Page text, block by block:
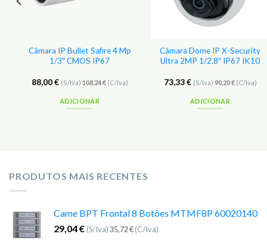
Câmara IP Bullet Safire 4 Mp
1/3″ CMOS IP67
88,00€ (S/Iva) 108,24€(C/Iva)
ADICIONAR
Câmara Dome IP X-Security
Ultra 2MP 1/2.8″ IP67 IK10
73,33€ (S/Iva) 90,20€(C/Iva)
ADICIONAR
PRODUTOS MAIS RECENTES
Came BPT Frontal 8 Botões MTMF8P 60020140
29,04€ (S/Iva)35,72€(C/Iva)